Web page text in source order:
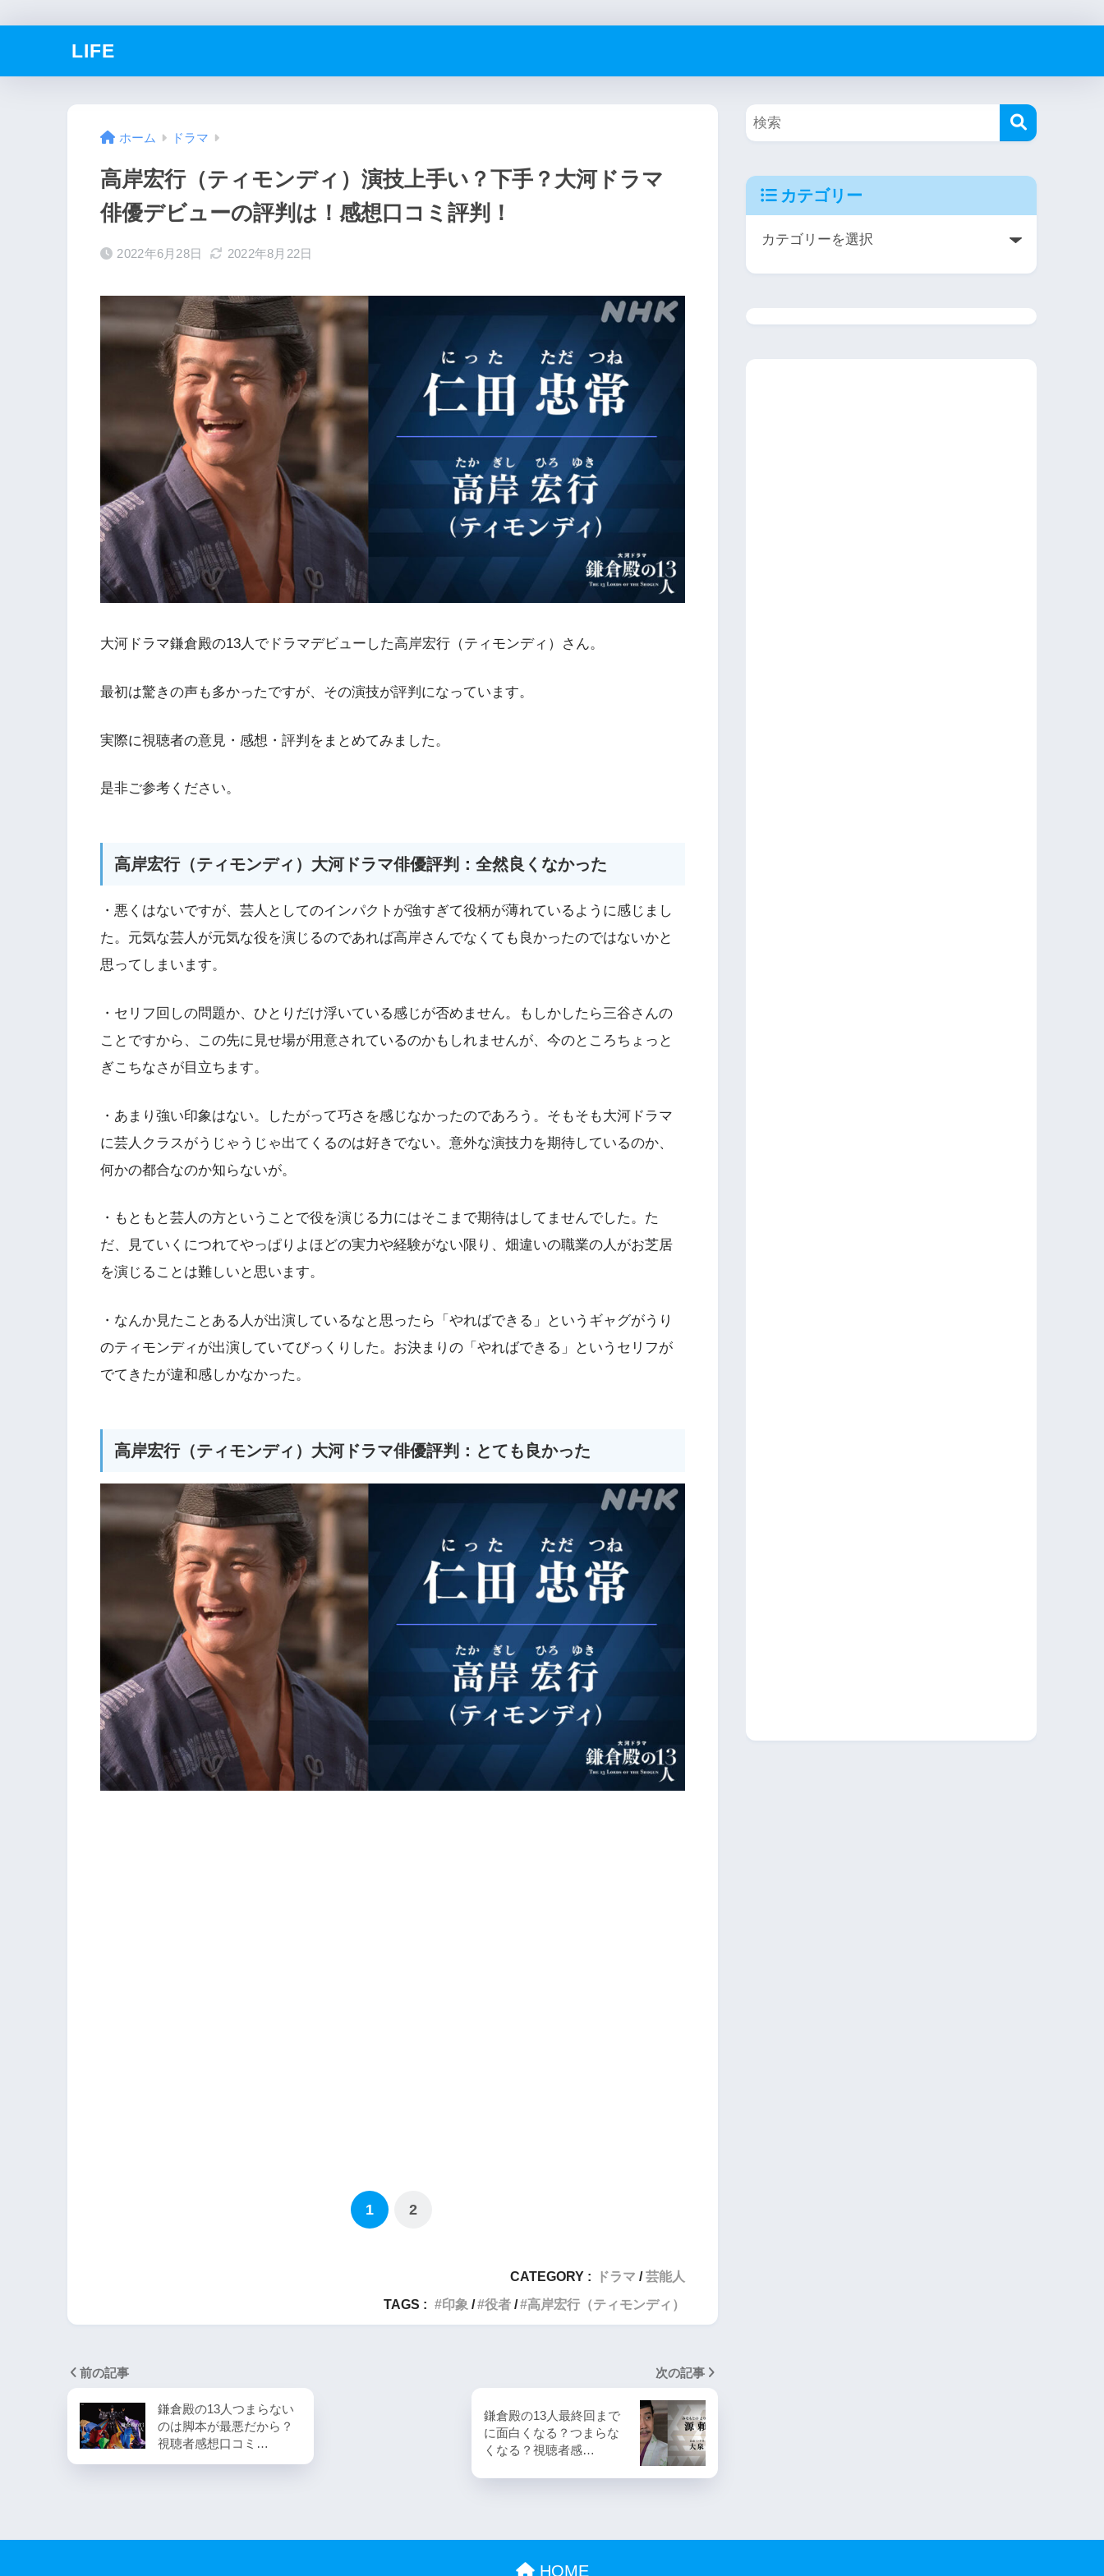
LIFE
ホーム ドラマ
高岸宏行（ティモンディ）演技上手い？下手？大河ドラマ
俳優デビューの評判は！感想口コミ評判！
2022年6月28日 2022年8月22日
大河ドラマ鎌倉殿の13人でドラマデビューした高岸宏行（ティモンディ）さん。
最初は驚きの声も多かったですが、その演技が評判になっています。
実際に視聴者の意見・感想・評判をまとめてみました。
是非ご参考ください。
高岸宏行（ティモンディ）大河ドラマ俳優評判：全然良くなかった
・悪くはないですが、芸人としてのインパクトが強すぎて役柄が薄れているように感じまし
た。元気な芸人が元気な役を演じるのであれば高岸さんでなくても良かったのではないかと
思ってしまいます。
・セリフ回しの問題か、ひとりだけ浮いている感じが否めません。もしかしたら三谷さんの
ことですから、この先に見せ場が用意されているのかもしれませんが、今のところちょっと
ぎこちなさが目立ちます。
・あまり強い印象はない。したがって巧さを感じなかったのであろう。そもそも大河ドラマ
に芸人クラスがうじゃうじゃ出てくるのは好きでない。意外な演技力を期待しているのか、
何かの都合なのか知らないが。
・もともと芸人の方ということで役を演じる力にはそこまで期待はしてませんでした。た
だ、見ていくにつれてやっぱりよほどの実力や経験がない限り、畑違いの職業の人がお芝居
を演じることは難しいと思います。
・なんか見たことある人が出演しているなと思ったら「やればできる」というギャグがうり
のティモンディが出演していてびっくりした。お決まりの「やればできる」というセリフが
でてきたが違和感しかなかった。
高岸宏行（ティモンディ）大河ドラマ俳優評判：とても良かった
1 2
CATEGORY : ドラマ
芸能人
TAGS :
印象 役者 高岸宏行（ティモンディ）
前の記事
鎌倉殿の13人つまらない
のは脚本が最悪だから？
視聴者感想口コミ…
次の記事
鎌倉殿の13人最終回まで
に面白くなる？つまらな
くなる？視聴者感…
カテゴリー
HOME